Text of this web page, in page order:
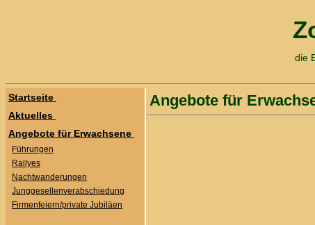
die
Startseite
Aktuelles
Angebote für Erwachsene
Führungen
Rallyes
Nachtwanderungen
Junggesellenverabschiedung
Firmenfeiern/private Jubiläen
Angebote für